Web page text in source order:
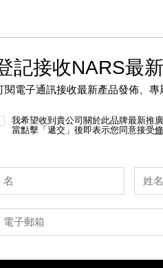
記接收NARS最
閱電子通訊接收最新產品發佈、
我希望收到貴公司關於此品牌最新推廣
當點擊「遞交」後即表示您同意接受